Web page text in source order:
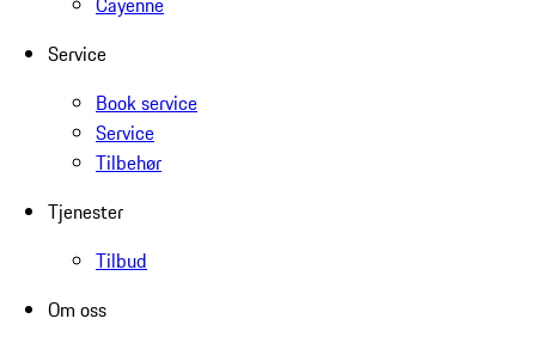
Service
Book service
Service
Tilbehør
Tjenester
Tilbud
Om oss